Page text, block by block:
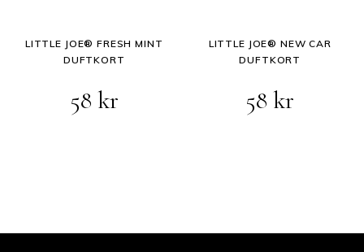
LITTLE JOE® FRESH MINT
DUFTKORT
58 kr
LITTLE JOE® NEW CAR
DUFTKORT
58kr